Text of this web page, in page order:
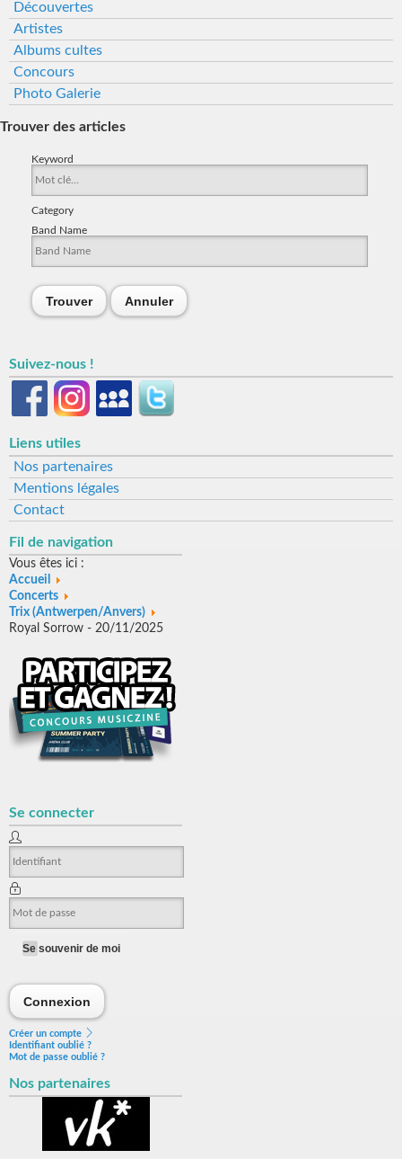
Découvertes
Artistes
Albums cultes
Concours
Photo Galerie
Trouver des articles
Keyword
Category
Band Name
Trouver Annuler
Suivez-nous !
Liens utiles
Nos partenaires
Mentions légales
Contact
Fil de navigation
Vous êtes ici :
Accueil
Concerts
Trix (Antwerpen/Anvers)
Royal Sorrow - 20/11/2025
Se connecter
Se souvenir de moi
Connexion
Créer un compte
Identifiant oublié ?
Mot de passe oublié ?
Nos partenaires